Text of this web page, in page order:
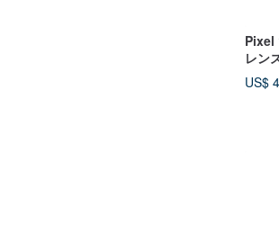
Pixel
レン
タン
ー
US$